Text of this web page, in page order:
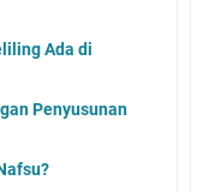
Ada di
Penyusunan